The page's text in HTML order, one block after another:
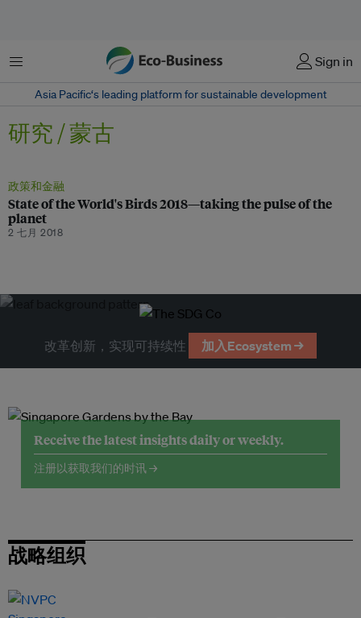
菜单 Sign in
Asia Pacific‘s leading platform for sustainable development
研究 / 蒙古
政策和金融
State of the World's Birds 2018—taking the pulse of the
planet
2 七月 2018
改革创新，实现可持续性 加入Ecosystem →
Receive the latest insights daily or weekly.
注册以获取我们的时讯 →
战略组织